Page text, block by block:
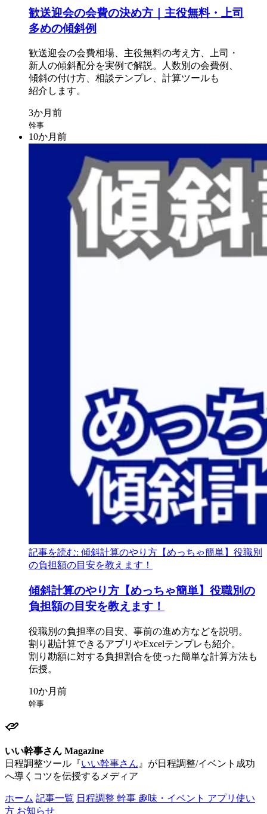
歓送迎会の会費の決め方 ｜主役無料・上司
多めの傾斜例
歓送迎会の会費相場、 主役無料の考え方、
上司・
新人の傾斜配分を実例で解説。 人数別の会費例、
傾斜の付け方、 相談テンプレ、 計算ツールも
紹介します。
幹事
記事を読む: 傾斜計算のやり方【めっちゃ簡単】役職別
の負担額の目安を教えます！
傾斜計算のやり方 【めっちゃ簡単】役職別の
負担額の目安を教えます！
役職別の負担率の目安、 事前の進め方などを説明。
割り勘計算できるアプリやExcelテンプレも紹介。
割り勘額に対する負担割合を使った簡単な計算方法も
伝授。
幹事
いい幹事さん Magazine
日程調整ツール『いい幹事さん 』が日程調整/イベント成功
へ導くコツを伝授するメディア
ホーム 記事一覧 日程調整 幹事 趣味・イベント アプリ使い
方 お知らせ